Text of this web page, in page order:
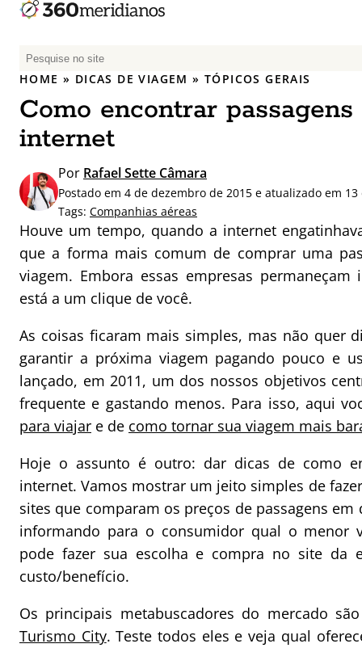
P
e
q
u
i
a
r
p
o
:
HOME » DICAS DE VIAGEM »TÓPICOS GERAIS
Como encontrar
internet
Por Rafael Sette Câmara
Postado em 4 de dezembro de 2015 e atualizado em
Tags: Companhias aéreas
Houve um tempo, quando a internet
que a forma mais comum de comprar uma
viagem. Embora essas empresas
está a um clique de você.
As coisas ficaram mais simples, mas não quer
garantir a próxima viagem pagando pouco e
lançado, em 2011, um dos nossos objetivos
frequente e gastando menos. Para isso, aqui
para viajar e de como tornar sua viagem mais
Hoje o assunto é outro: dar dicas de como
internet. Vamos mostrar um jeito simples de
sites que comparam os preços de passagens
informando para o consumidor qual o menor
pode fazer sua escolha e compra no site da
custo/benefício.
Os principais metabuscadores do mercado
Turismo City. Teste todos eles e veja qual